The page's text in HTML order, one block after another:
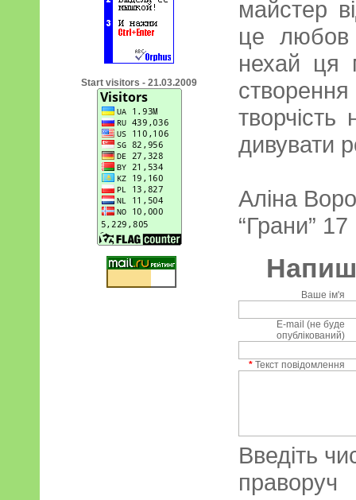
Start visitors - 21.03.2009
майстер
це любов
нехай ця
дивувати
Аліна
“Грани”
Ваше ім'я
E-mail (не буде
опублікований)
* Текст повідомлення
Введіть
праворуч